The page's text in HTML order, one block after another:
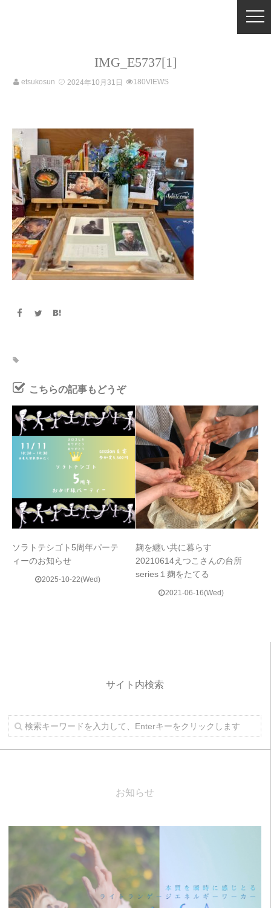
IMG_E5737[1]
etsukosun 2024年10月31日 180VIEWS
こちらの記事もどうぞ
ソラトテシゴト5周年パーテ
ィーのお知らせ
2025-10-22(Wed)
麹を纏い共に暮らす
20210614えつこさんの台所
series１麹をたてる
2021-06-16(Wed)
サイト内検索
お知らせ